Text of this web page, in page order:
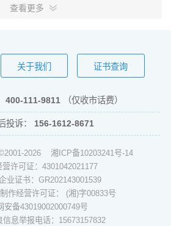
查看更多
关于我们 证书查询
400-111-9811 （仅收市话费）
投诉： 156-1612-8671
2026 湘ICP备10203241号-14
营许可证：4301042021177
业证书：GR202143001539
作经营许可证： (湘)字00833号
安备43019002000749号
信息举报电话：15673157832